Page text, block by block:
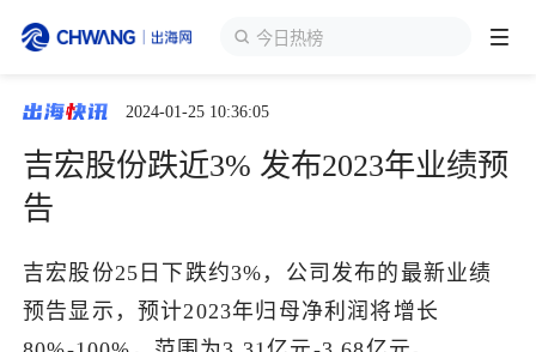
今日热榜
跨境展会
出海服务
出海资讯
2024-01-25 10:36:05
吉宏股份跌近3% 发布2023年业绩预
告
吉宏股份25日下跌约3%，公司发布的最新业绩
预告显示，预计2023年归母净利润将增长